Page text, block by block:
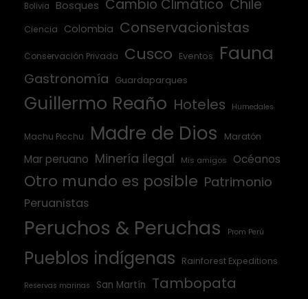
Bolivia Bosques Cambio Climático Chile
Ciencia Colombia Conservacionistas
Conservación Privada Cusco Eventos Fauna
Gastronomía Guardaparques
Guillermo Reaño Hoteles Humedales
Machu Picchu Madre de Dios Maratón
Mar peruano Minería ilegal Mis amigos Océanos
Otro mundo es posible Patrimonio
Peruanistas
Peruchos & Peruchas Prom Perú
Pueblos indígenas Rainforest Expeditions
Reservas marinas San Martín Tambopata